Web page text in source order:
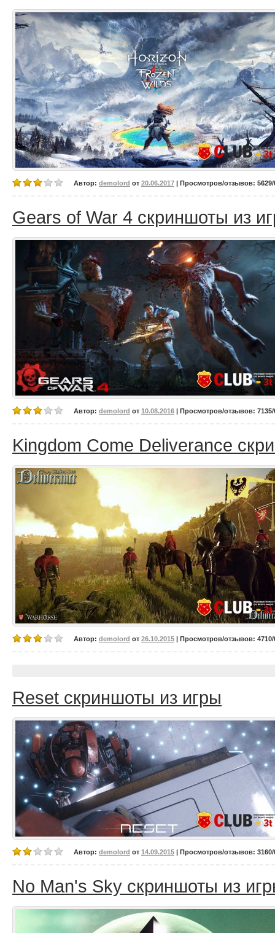
Автор: demolord от 20.06.2017 | Просмотров/отзывов: 5629/
Gears of War 4 скриншоты из
Автор: demolord от 10.08.2016 | Просмотров/отзывов: 7135/
Kingdom Come Deliverance
Автор: demolord от 26.10.2015 | Просмотров/отзывов: 4710/
Reset скриншоты из игры
Автор: demolord от 14.09.2015 | Просмотров/отзывов: 3160/
No Man's Sky скриншоты из